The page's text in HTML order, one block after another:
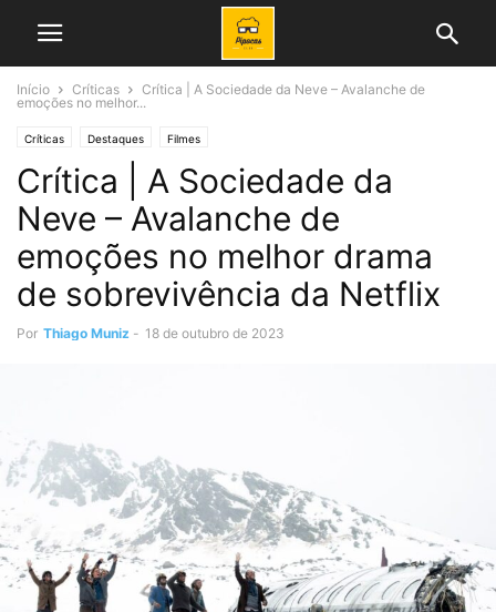
Início Críticas
Crítica | A Sociedade da Neve – Avalanche de
emoções no melhor...
Críticas Destaques Filmes
Crítica | A Sociedade da
Neve – Avalanche de
emoções no melhor drama
de sobrevivência da Netflix
Por Thiago Muniz - 18 de outubro de 2023